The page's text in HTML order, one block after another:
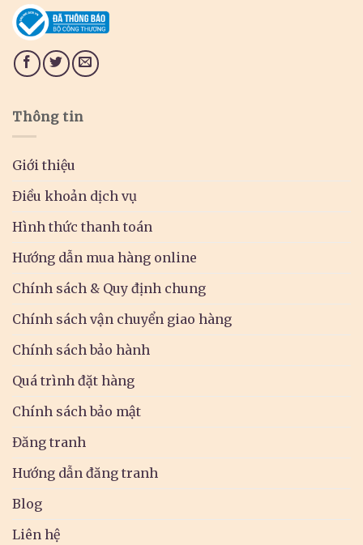
Thông tin
Giới thiệu
Điều khoản dịch vụ
Hình thức thanh toán
Hướng dẫn mua hàng online
Chính sách & Quy định chung
Chính sách vận chuyển giao hàng
Chính sách bảo hành
Quá trình đặt hàng
Chính sách bảo mật
Đăng tranh
Hướng dẫn đăng tranh
Blog
Liên hệ